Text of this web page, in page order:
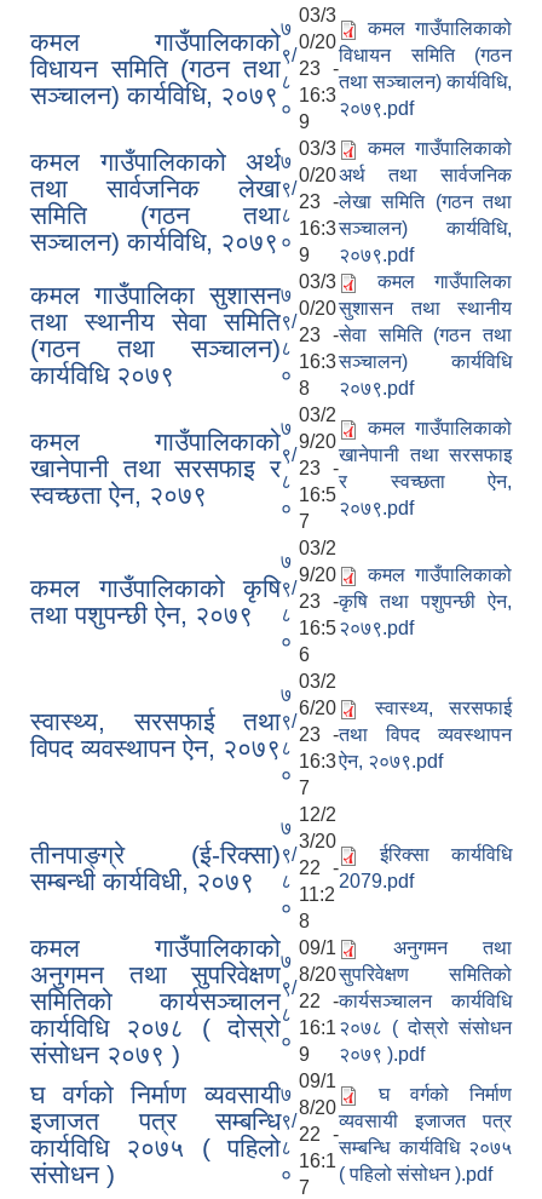
कमल गाउँपालिकाको
विधायन समिति (गठन तथा
सञ्चालन) कार्यविधि, २०७९
७
९/
८
०
03/3
0/20
23 -
16:3
9
कमल गाउँपालिकाको
विधायन समिति (गठन
तथा सञ्चालन) कार्यविधि,
२०७९.pdf
कमल गाउँपालिकाको अर्थ
तथा सार्वजनिक लेखा
समिति (गठन तथा
सञ्चालन) कार्यविधि, २०७९
७
९/
८
०
03/3
0/20
23 -
16:3
9
कमल गाउँपालिकाको
अर्थ तथा सार्वजनिक
लेखा समिति (गठन तथा
सञ्चालन) कार्यविधि,
२०७९.pdf
कमल गाउँपालिका सुशासन
तथा स्थानीय सेवा समिति
(गठन तथा सञ्चालन)
कार्यविधि २०७९
७
९/
८
०
03/3
0/20
23 -
16:3
8
कमल गाउँपालिका
सुशासन तथा स्थानीय
सेवा समिति (गठन तथा
सञ्चालन) कार्यविधि
२०७९.pdf
कमल गाउँपालिकाको
खानेपानी तथा सरसफाइ र
स्वच्छता ऐन, २०७९
७
९/
८
०
03/2
9/20
23 -
16:5
7
कमल गाउँपालिकाको
खानेपानी तथा सरसफाइ
र स्वच्छता ऐन,
२०७९.pdf
कमल गाउँपालिकाको कृषि
तथा पशुपन्छी ऐन, २०७९
७
९/
८
०
03/2
9/20
23 -
16:5
6
कमल गाउँपालिकाको
कृषि तथा पशुपन्छी ऐन,
२०७९.pdf
स्वास्थ्य, सरसफाई तथा
विपद व्यवस्थापन ऐन, २०७९
७
९/
८
०
03/2
6/20
23 -
16:3
7
स्वास्थ्य, सरसफाई
तथा विपद व्यवस्थापन
ऐन, २०७९.pdf
तीनपाङ्ग्रे (ई-रिक्सा)
सम्बन्धी कार्यविधी, २०७९
७
९/
८
०
12/2
3/20
22 -
11:2
8
ईरिक्सा कार्यविधि
2079.pdf
कमल गाउँपालिकाको
अनुगमन तथा सुपरिवेक्षण
समितिको कार्यसञ्चालन
कार्यविधि २०७८ ( दोस्रो
संसोधन २०७९ )
७
९/
८
०
09/1
8/20
22 -
16:1
9
अनुगमन तथा
सुपरिवेक्षण समितिको
कार्यसञ्चालन कार्यविधि
२०७८ ( दोस्रो संसोधन
२०७९ ).pdf
घ वर्गको निर्माण व्यवसायी
इजाजत पत्र सम्बन्धि
कार्यविधि २०७५ ( पहिलो
संसोधन )
७
९/
८
०
09/1
8/20
22 -
16:1
7
घ वर्गको निर्माण
व्यवसायी इजाजत पत्र
सम्बन्धि कार्यविधि २०७५
( पहिलो संसोधन ).pdf